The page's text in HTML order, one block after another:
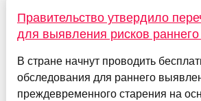
Правительство утвердило
для выявления рисков раннего
В стране начнут проводить
обследования для раннего
преждевременного старения на